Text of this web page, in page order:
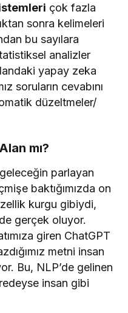
çok fazla
sonra kelimeleri
bu sayılara
analizler
yapay zeka
soruların cevabını
düzeltmeler/
mı?
parlayan
baktığımızda on
kurgu gibiydi,
gerçek oluyor.
giren ChatGPT
metni insan
Bu, NLP’de gelinen
insan gibi